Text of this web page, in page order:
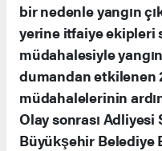
bir nedenle yangın
yerine itfaiye ekipleri
müdahalesiyle
dumandan etkilenen
müdahalelerinin
Olay sonrası Adliyesi
Büyükşehir Belediye